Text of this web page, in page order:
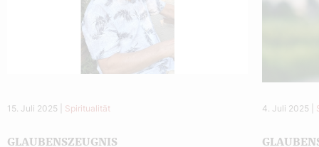
15. Juli 2025 Spiritualität
GLAUBENSZEUGNIS
4. Juli 2025